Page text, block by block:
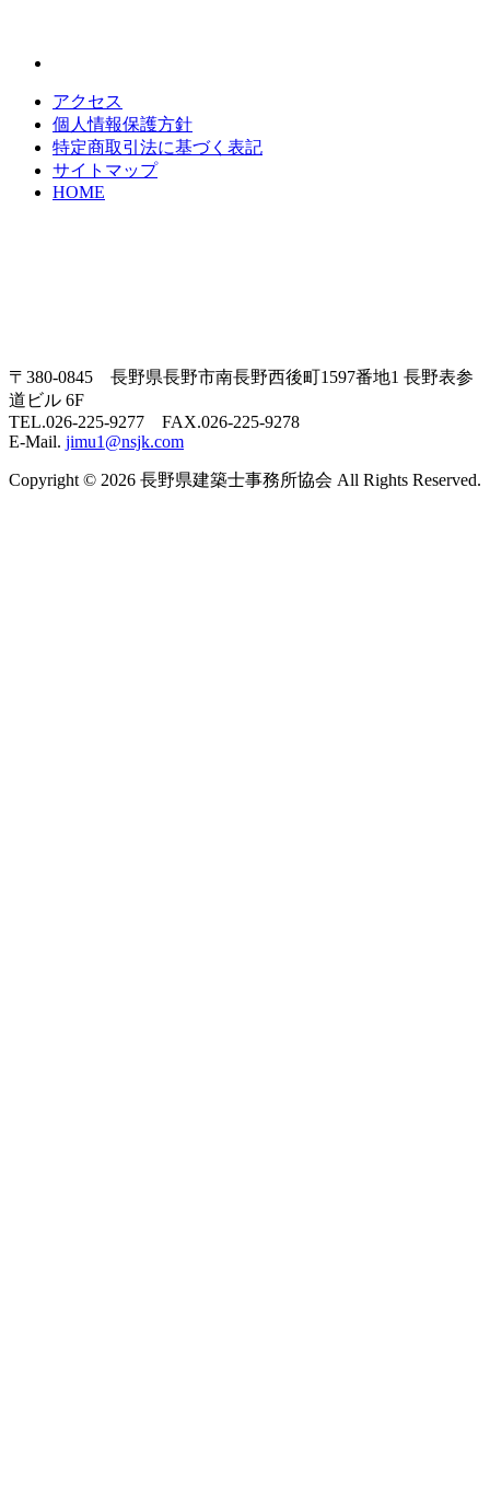
アクセス
個人情報保護方針
特定商取引法に基づく表記
サイトマップ
HOME
〒380-0845 長野県長野市南長野西後町1597番地1 長野表参
道ビル 6F
TEL.026-225-9277 FAX.026-225-9278
E-Mail. jimu1@nsjk.com
Copyright © 2026 長野県建築士事務所協会 All Rights Reserved.